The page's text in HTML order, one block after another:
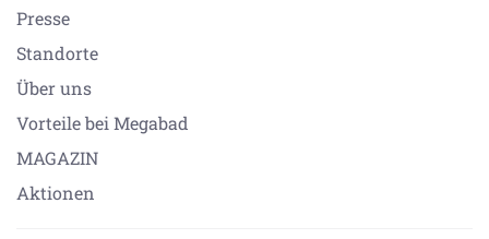
Presse
Standorte
Über uns
Vorteile bei Megabad
MAGAZIN
Aktionen